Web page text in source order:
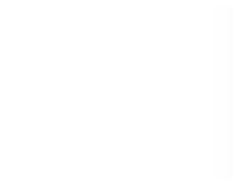
Il servizio di mobilità